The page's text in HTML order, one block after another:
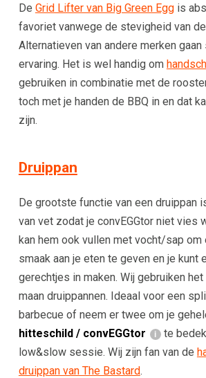
De Grid Lifter van Big Green Eggis
favoriet vanwege de stevigheid van
Alternatieven van andere merken
ervaring. Het is wel handig om
gebruiken in combinatie met de
toch met je handen de BBQ in en dat
zijn.
Druippan
De grootste functie van een druippan
van vet zodat je convEGGtor niet vies
kan hem ook vullen met vocht/sap om
smaak aan je eten te geven en je kunt
gerechtjes in maken. Wij gebruiken
maan druippannen. Ideaal voor een
barbecue of neem er twee om je
hitteschild / convEGGtor
te
low&slow sessie. Wij zijn fan van de
druippan van The Bastard.